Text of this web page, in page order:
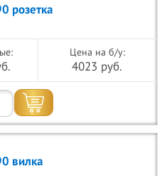
розетка
Цена на б/у:
4023 руб.
вилка